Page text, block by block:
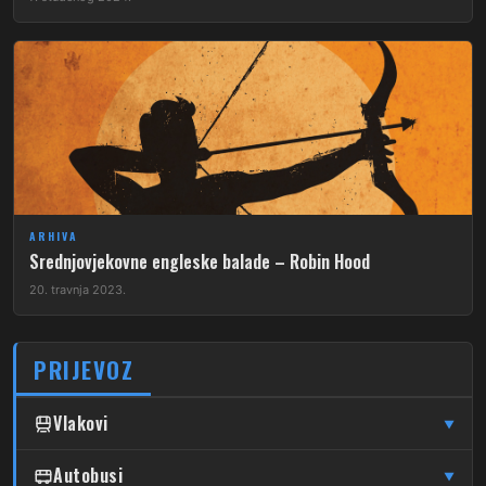
ARHIVA
Srednjovjekovne engleske balade – Robin Hood
20. travnja 2023.
PRIJEVOZ
Vlakovi ▼
Čulinec Čulinec
Autobusi ▼